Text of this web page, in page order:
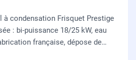
à condensation Frisquet Prestige
: bi-puissance 18/25 kW, eau
française, dépose de